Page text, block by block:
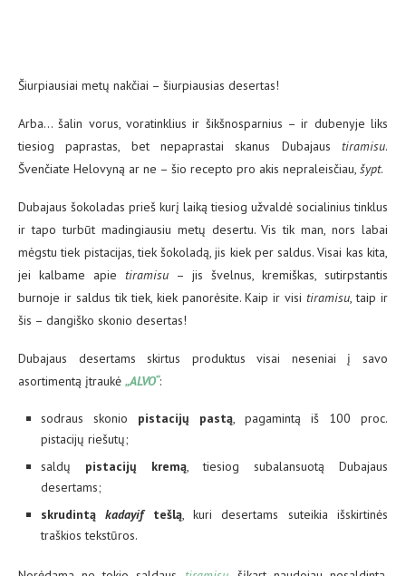
Šiurpiausiai metų nakčiai – šiurpiausias desertas!
Arba… šalin vorus, voratinklius ir šikšnosparnius – ir dubenyje liks
tiesiog paprastas, bet nepaprastai skanus Dubajaus tiramisu.
Švenčiate Helovyną ar ne – šio recepto pro akis nepraleisčiau, šypt.
Dubajaus šokoladas prieš kurį laiką tiesiog užvaldė socialinius tinklus
ir tapo turbūt madingiausiu metų desertu. Vis tik man, nors labai
mėgstu tiek pistacijas, tiek šokoladą, jis kiek per saldus. Visai kas kita,
jei kalbame apie tiramisu – jis švelnus, kremiškas, sutirpstantis
burnoje ir saldus tik tiek, kiek panorėsite. Kaip ir visitiramisu, taip ir
šis – dangiško skonio desertas!
Dubajaus desertams skirtus produktus visai neseniai į savo
asortimentą įtraukė „ALVO“:
sodraus skonio pistacijų pastą, pagamintą iš 100 proc.
pistacijų riešutų;
saldų pistacijų kremą, tiesiog subalansuotą Dubajaus
desertams;
skrudintąkadayiftešlą, kuri desertams suteikia išskirtinės
traškios tekstūros.